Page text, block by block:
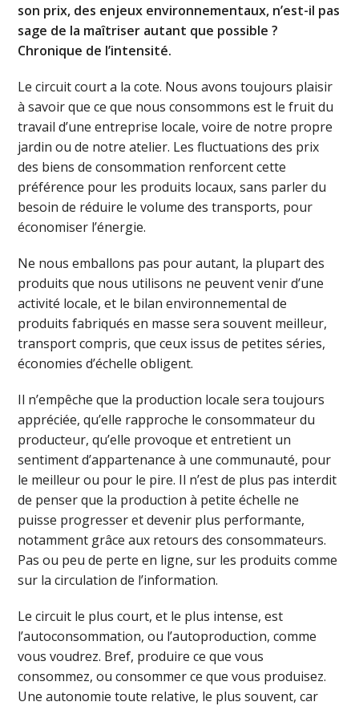
son prix, des enjeux environnementaux, n’est-il pas
sage de la maîtriser autant que possible ?
Chronique de l’intensité.
Le circuit court a la cote. Nous avons toujours plaisir
à savoir que ce que nous consommons est le fruit du
travail d’une entreprise locale, voire de notre propre
jardin ou de notre atelier. Les fluctuations des prix
des biens de consommation renforcent cette
préférence pour les produits locaux, sans parler du
besoin de réduire le volume des transports, pour
économiser l’énergie.
Ne nous emballons pas pour autant, la plupart des
produits que nous utilisons ne peuvent venir d’une
activité locale, et le bilan environnemental de
produits fabriqués en masse sera souvent meilleur,
transport compris, que ceux issus de petites séries,
économies d’échelle obligent.
Il n’empêche que la production locale sera toujours
appréciée, qu’elle rapproche le consommateur du
producteur, qu’elle provoque et entretient un
sentiment d’appartenance à une communauté, pour
le meilleur ou pour le pire. Il n’est de plus pas interdit
de penser que la production à petite échelle ne
puisse progresser et devenir plus performante,
notamment grâce aux retours des consommateurs.
Pas ou peu de perte en ligne, sur les produits comme
sur la circulation de l’information.
Le circuit le plus court, et le plus intense, est
l’autoconsommation, ou l’autoproduction, comme
vous voudrez. Bref, produire ce que vous
consommez, ou consommer ce que vous produisez.
Une autonomie toute relative, le plus souvent, car